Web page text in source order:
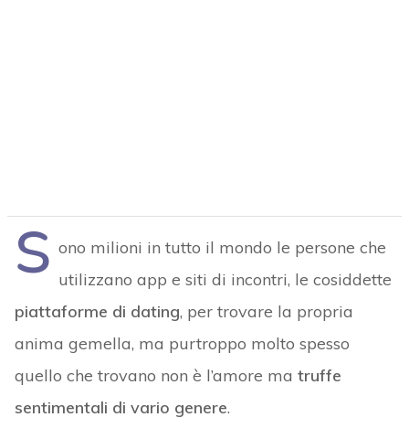
S ono milioni in tutto il mondo le persone che
utilizzano app e siti di incontri, le cosiddette
piattaforme di dating, per trovare la propria
anima gemella, ma purtroppo molto spesso
quello che trovano non è l’amore ma truffe
sentimentali di vario genere.